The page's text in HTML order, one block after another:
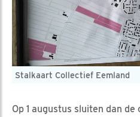
Stalkaart Collectief Eemland
Op 1 augustus sluiten dan